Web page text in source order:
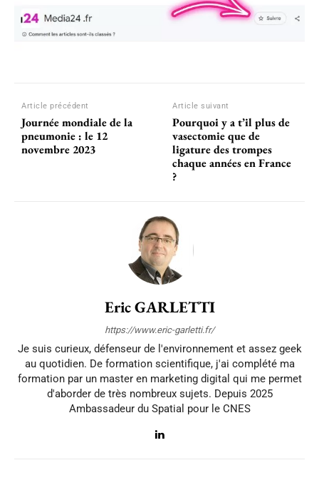
Article précédent
Journée mondiale de la
pneumonie : le 12
novembre 2023
Article suivant
Pourquoi y a t’il plus de
vasectomie que de
ligature des trompes
chaque années en France
?
Eric GARLETTI
https://www.eric-garletti.fr/
Je suis curieux, défenseur de l'environnement et assez geek
au quotidien. De formation scientifique, j'ai complété ma
formation par un master en marketing digital qui me permet
d'aborder de très nombreux sujets. Depuis 2025
Ambassadeur du Spatial pour le CNES